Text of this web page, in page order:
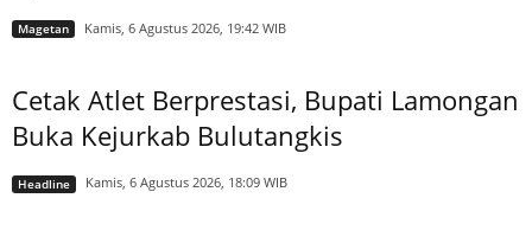
Magetan Kamis, 6 Agustus 2026, 19:42 WIB
Cetak Atlet Berprestasi, Bupati Lamongan
Buka Kejurkab Bulutangkis
Headline Kamis, 6 Agustus 2026, 18:09 WIB